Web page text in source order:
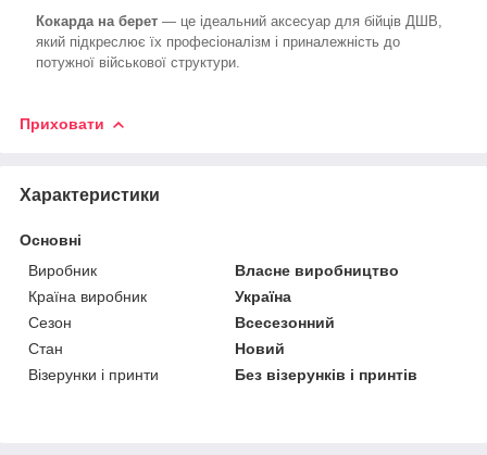
Кокарда на берет — це ідеальний аксесуар для бійців ДШВ,
який підкреслює їх професіоналізм і приналежність до
потужної військової структури.
Приховати
Характеристики
Основні
Виробник
Власне виробництво
Країна виробник
Україна
Сезон
Всесезонний
Стан
Новий
Візерунки і принти
Без візерунків і принтів